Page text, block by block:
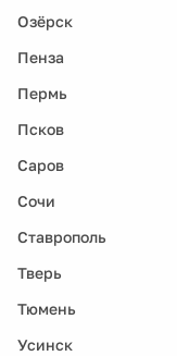
Озёрск
Пенза
Пермь
Псков
Саров
Сочи
Ставрополь
Тверь
Тюмень
Усинск